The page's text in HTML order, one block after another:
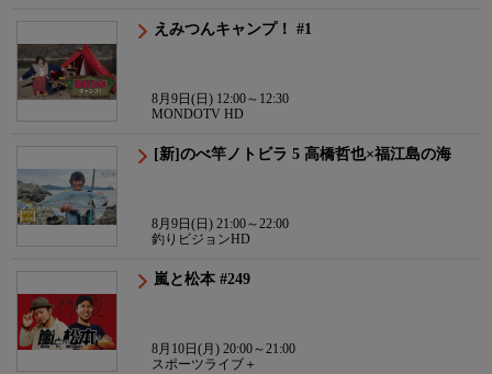
えみつんキャンプ！ #1
8月9日(日) 12:00～12:30
MONDOTV HD
[新]のべ竿ノトビラ 5 高橋哲也×福江島の海
8月9日(日) 21:00～22:00
釣りビジョンHD
嵐と松本 #249
8月10日(月) 20:00～21:00
スポーツライブ＋